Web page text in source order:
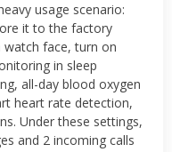
usage scenario:
it to the factory
watch face, turn on
in sleep
all-day blood oxygen
heart rate detection,
Under these settings,
and 2 incoming calls